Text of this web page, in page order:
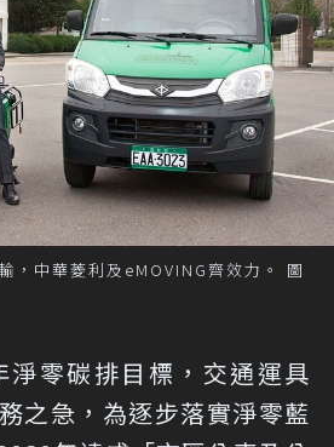
，中華菱利及eMOVING齊效力。 圖
淨零碳排目標，交通運具
之急，為逐步落實淨零藍